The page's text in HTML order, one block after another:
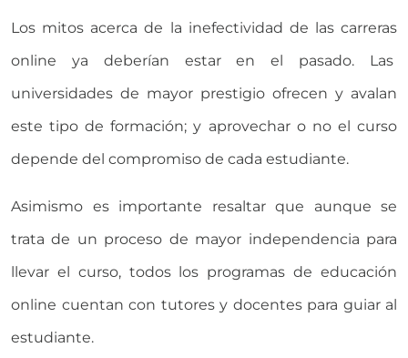
Los mitos acerca de la inefectividad de las carreras
online ya deberían estar en el pasado. Las
universidades de mayor prestigio ofrecen y avalan
este tipo de formación; y aprovechar o no el curso
depende del compromiso de cada estudiante.
Asimismo es importante resaltar que aunque se
trata de un proceso de mayor independencia para
llevar el curso, todos los programas de educación
online cuentan con tutores y docentes para guiar al
estudiante.